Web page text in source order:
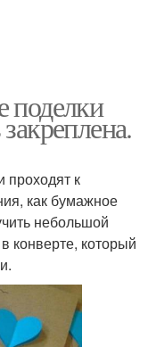
поделки
к
как бумажное
небольшой
конверте, который